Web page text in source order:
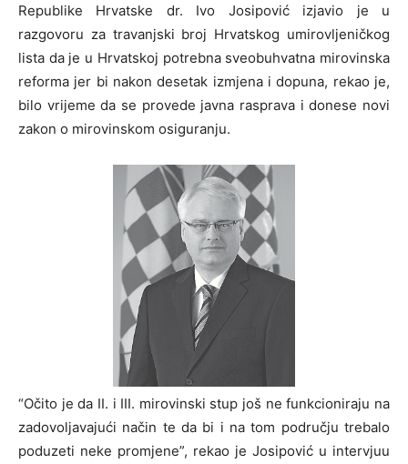
Republike Hrvatske dr. Ivo Josipović izjavio je u
razgovoru za travanjski broj Hrvatskog umirovljeničkog
lista da je u Hrvatskoj potrebna sveobuhvatna mirovinska
reforma jer bi nakon desetak izmjena i dopuna, rekao je,
bilo vrijeme da se provede javna rasprava i donese novi
zakon o mirovinskom osiguranju.
“Očito je da II. i III. mirovinski stup još ne funkcioniraju na
zadovoljavajući način te da bi i na tom području trebalo
poduzeti neke promjene”, rekao je Josipović u intervjuu